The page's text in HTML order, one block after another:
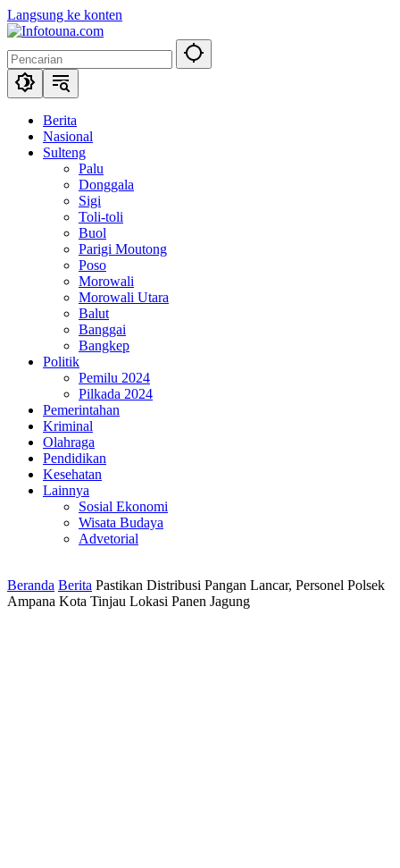
Langsung ke konten
Berita
Nasional
Sulteng
Palu
Donggala
Sigi
Toli-toli
Buol
Parigi Moutong
Poso
Morowali
Morowali Utara
Balut
Banggai
Bangkep
Politik
Pemilu 2024
Pilkada 2024
Pemerintahan
Kriminal
Olahraga
Pendidikan
Kesehatan
Lainnya
Sosial Ekonomi
Wisata Budaya
Advetorial
Beranda Berita Pastikan Distribusi Pangan Lancar, Personel Polsek
Ampana Kota Tinjau Lokasi Panen Jagung